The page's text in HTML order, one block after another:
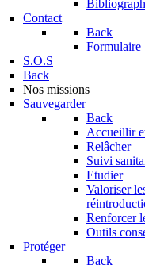
Contact
Back
Formulaire
S.O.S
Back
Nos missions
Sauvegarder
Back
Accueillir
Relâcher
Suivi
Etudier
Valoriser
Renforcer
Outils
Protéger
Back